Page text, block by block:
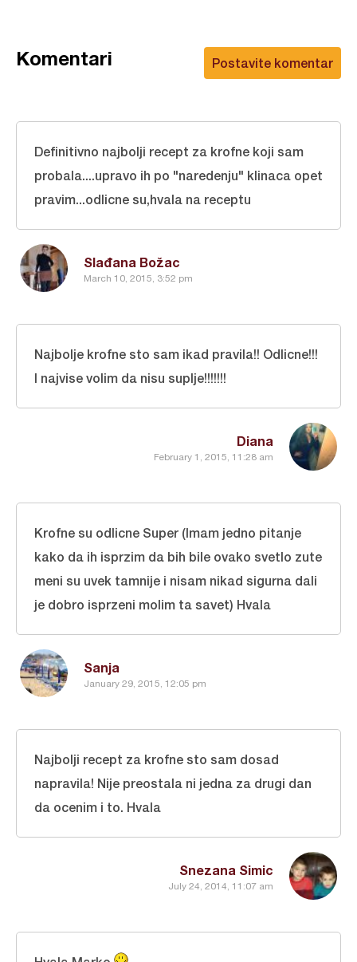
Postavite komentar
Komentari
Slađana Božac
March 10, 2015, 3:52 pm
Definitivno najbolji recept za krofne koji sam
probala....upravo ih po "naredenju" klinaca opet
pravim...odlicne su,hvala na receptu
Diana
February 1, 2015, 11:28 am
Najbolje krofne sto sam ikad pravila!! Odlicne!!!
I najvise volim da nisu suplje!!!!!!!
Sanja
January 29, 2015, 12:05 pm
Krofne su odlicne Super (Imam jedno pitanje
kako da ih isprzim da bih bile ovako svetlo zute
meni su uvek tamnije i nisam nikad sigurna dali
je dobro isprzeni molim ta savet) Hvala
Snezana Simic
July 24, 2014, 11:07 am
Najbolji recept za krofne sto sam dosad
napravila! Nije preostala ni jedna za drugi dan
da ocenim i to. Hvala